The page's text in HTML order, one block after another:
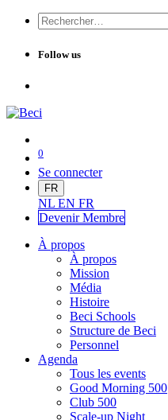
Follow us
0
Se connecter
FR
NL EN FR
Devenir Membre
À propos
À propos
Mission
Média
Histoire
Beci Schools
Structure de Beci
Personnel
Agenda
Tous les events
Good Morning 500
Club 500
Scale-up Night